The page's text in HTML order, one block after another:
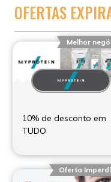
OFERTAS
Melhor
10% de desconto em
TUDO
Oferta